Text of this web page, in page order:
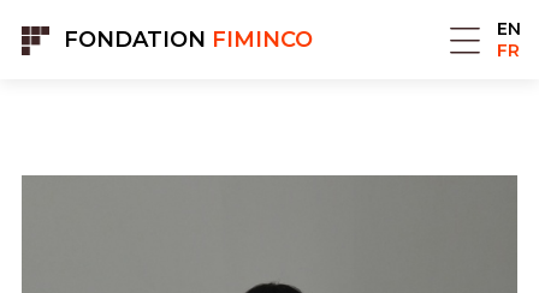
FONDATION FIMINCO
EN
FR